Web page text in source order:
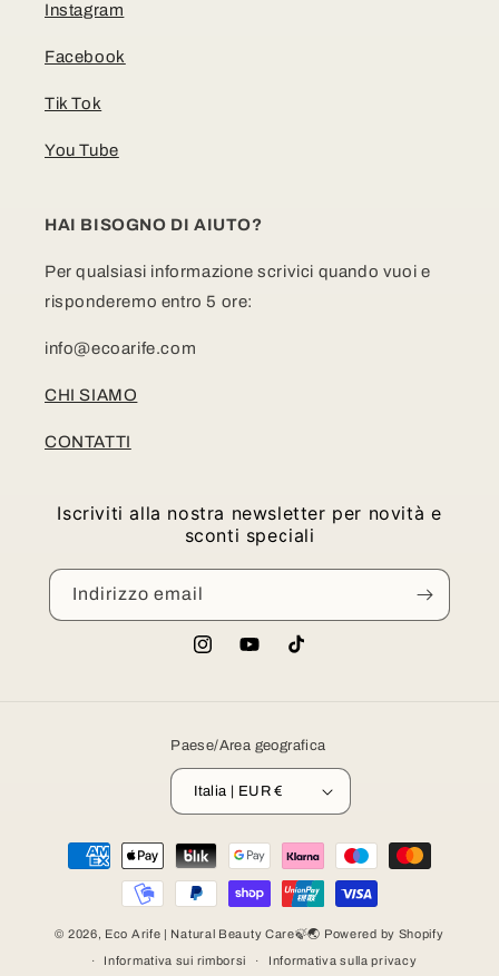
Instagram
Facebook
Tik Tok
You Tube
HAI BISOGNO DI AIUTO?
Per qualsiasi informazione scrivici quando vuoi e
risponderemo entro 5 ore:
info@ecoarife.com
CHI SIAMO
CONTATTI
Iscriviti alla nostra newsletter per novità e
sconti speciali
Indirizzo email
InstagramYouTubeTikTok
Paese/Area geografica
Italia | EUR €
Metodi
pagamento
© 2026, Eco Arife | Natural Beauty Care🍃🌏 Powered by Shopify
Informativa sui rimborsi
Informativa sulla privacy